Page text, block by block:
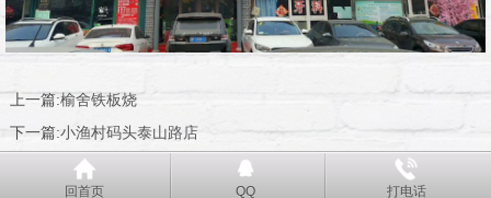
上一篇:榆舍铁板烧
下一篇:小渔村码头泰山路店
回首页 QQ 打电话